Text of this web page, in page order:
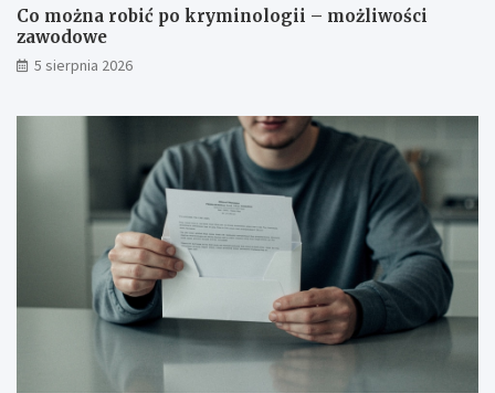
Co można robić po kryminologii – możliwości
zawodowe
5 sierpnia 2026